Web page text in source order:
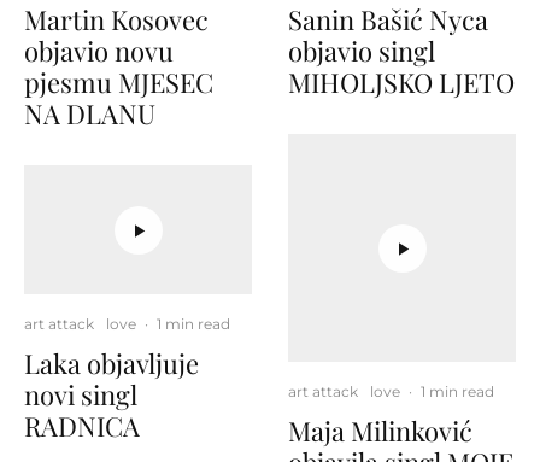
Martin Kosovec
objavio novu
pjesmu MJESEC
NA DLANU
art attack love · 1 min read
Laka objavljuje
novi singl
RADNICA
Sanin Bašić Nyca
objavio singl
MIHOLJSKO LJETO
art attack love · 1 min read
Maja Milinković